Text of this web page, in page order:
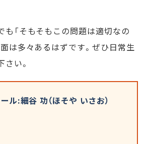
「そもそもこの問題は適切なの
は多々あるはずです。ぜひ日常生
い。
ル:細谷 功（ほそや いさお）